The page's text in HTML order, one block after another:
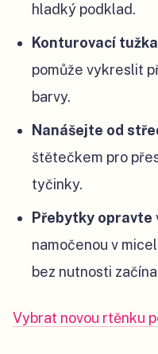
hladký podklad.
Konturovací tužka
pomůže vykreslit
barvy.
Nanášejte od
štětečkem pro
tyčinky.
Přebytky opravte
namočenou v
bez nutnosti
Vybrat novou rtěnku